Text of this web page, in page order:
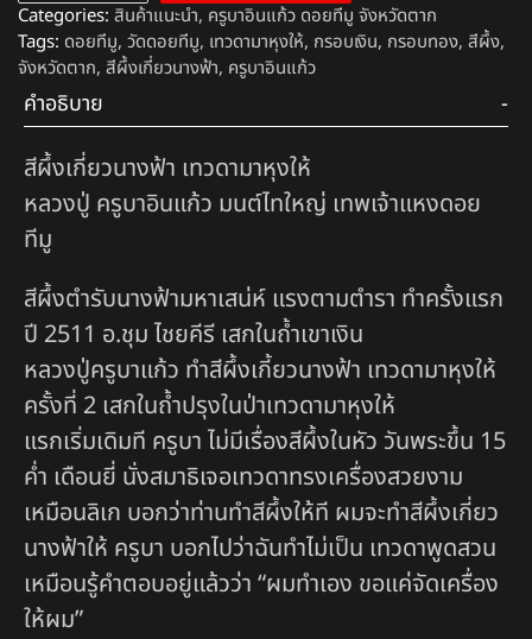
Categories: สินค้าแนะนำ, ครูบาอินแก้ว ดอยทีมู จังหวัดตาก
Tags: ดอยทีมู, วัดดอยทีมู, เทวดามาหุงให้, กรอบเงิน, กรอบทอง, สีผึ้ง,
จังหวัดตาก, สีผึ้งเกี่ยวนางฟ้า, ครูบาอินแก้ว
คำอธิบาย
สีผึ้งเกี่ยวนางฟ้า เทวดามาหุงให้
หลวงปู่ ครูบาอินแก้ว มนต์ไทใหญ่ เทพเจ้าแหงดอย
ทีมู
สีผึ้งตำรับนางฟ้ามหาเสน่ห์ แรงตามตำรา ทำครั้งแรก
ปี 2511 อ.ชุม ไชยคีรี เสกในถ้ำเขาเงิน
หลวงปู่ครูบาแก้ว ทำสีผึ้งเกี้ยวนางฟ้า เทวดามาหุงให้
ครั้งที่ 2 เสกในถ้ำปรุงในป่าเทวดามาหุงให้
แรกเริ่มเดิมที ครูบา ไม่มีเรื่องสีผึ้งในหัว วันพระขึ้น 15
ค่ำ เดือนยี่ นั่งสมาธิเจอเทวดาทรงเครื่องสวยงาม
เหมือนลิเก บอกว่าท่านทำสีผึ้งให้ที ผมจะทำสีผึ้งเกี่ยว
นางฟ้าให้ ครูบา บอกไปว่าฉันทำไม่เป็น เทวดาพูดสวน
เหมือนรู้คำตอบอยู่แล้วว่า “ผมทำเอง ขอแค่จัดเครื่อง
ให้ผม”